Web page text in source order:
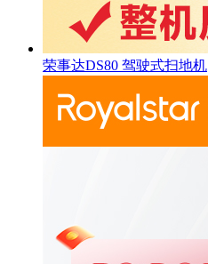
荣事达DS80 驾驶式扫地机